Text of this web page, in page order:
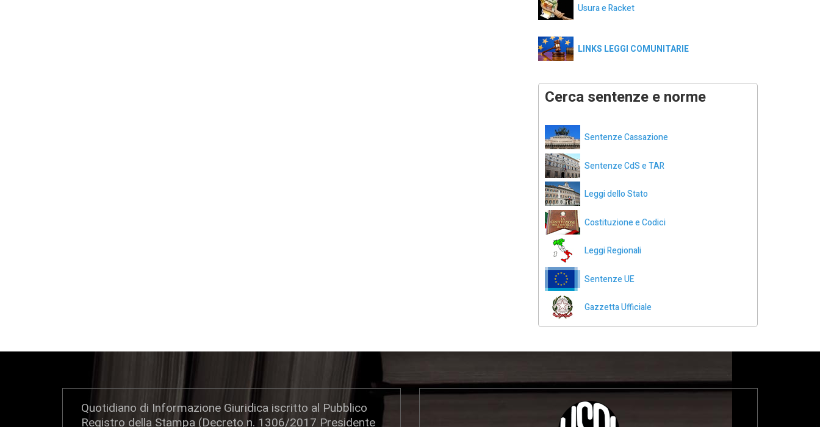
Usura e Racket
LINKS LEGGI COMUNITARIE
Cerca sentenze e norme
Sentenze Cassazione
Sentenze CdS e TAR
Leggi dello Stato
Costituzione e Codici
Leggi Regionali
Sentenze UE
Gazzetta Ufficiale
Quotidiano di Informazione Giuridica iscritto al Pubblico
Registro della Stampa (Decreto n. 1306/2017 Presidente